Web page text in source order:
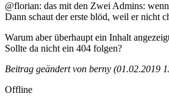
@florian: das mit den Zwei Admins:
Dann schaut der erste blöd, weil er nicht
Warum aber überhaupt ein Inhalt
Sollte da nicht ein 404 folgen?
Beitrag geändert von berny (01.02.2019
Offline